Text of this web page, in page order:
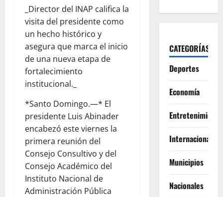
_Director del INAP califica la
visita del presidente como
un hecho histórico y
asegura que marca el inicio
de una nueva etapa de
fortalecimiento
institucional._
*Santo Domingo.—* El
presidente Luis Abinader
encabezó este viernes la
primera reunión del
Consejo Consultivo y del
Consejo Académico del
Instituto Nacional de
Administración Pública
CATEGORÍAS
Deportes
Economía
Entretenimiento
Internacionales
Municipios
Nacionales